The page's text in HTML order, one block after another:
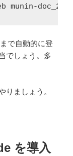
munin-
で自動的に登
でしょう。多
りましょう。
を導入